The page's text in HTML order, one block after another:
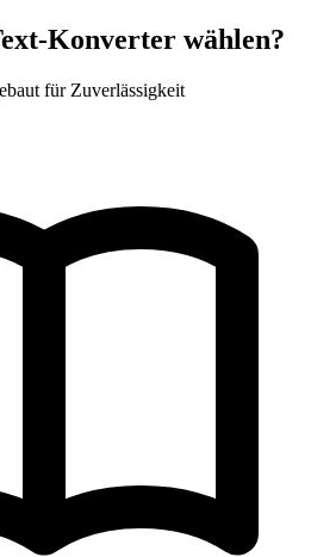
Konverter wählen?
für Zuverlässigkeit